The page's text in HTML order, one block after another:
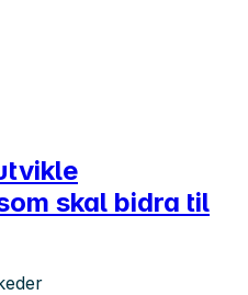
skal bidra til